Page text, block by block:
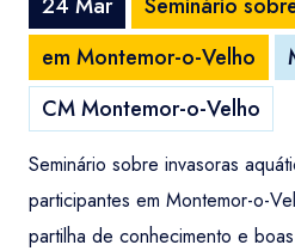
em Montemor-o-Velho
CM Montemor-o-Velho
Seminário sobre invasoras
participantes em Montemor-o-
partilha de conhecimento e